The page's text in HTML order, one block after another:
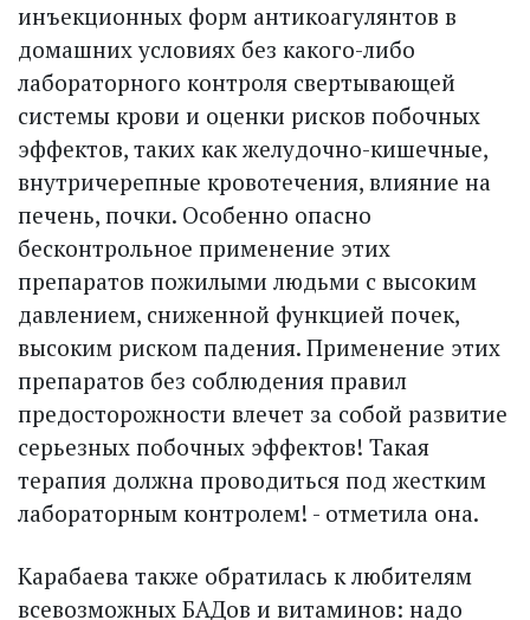
инъекционных форм антикоагулянтов в
домашних условиях без какого-либо
лабораторного конт­роля свертывающей
системы крови и оценки рисков побочных
эффектов, таких как желудочно-кишечные,
внутричерепные кровотечения, влияние на
печень, почки. Особенно опасно
бесконтрольное применение этих
препаратов пожилыми людьми с высоким
давлением, сниженной функцией почек,
высоким риском падения. Применение этих
препаратов без соблюдения правил
предосторожности влечет за собой развитие
серьезных побочных эффектов! Такая
терапия должна проводиться под жестким
лабораторным конт­ролем! - отметила она.
Карабаева также обратилась к любителям
всевозможных БАДов и витаминов: надо